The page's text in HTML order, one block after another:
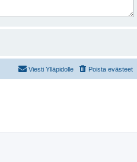
Poista evästeet
Viesti Ylläpidolle